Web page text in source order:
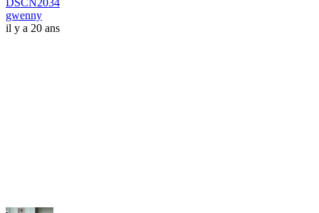
DSCN2034
gwenny
il y a 20 ans